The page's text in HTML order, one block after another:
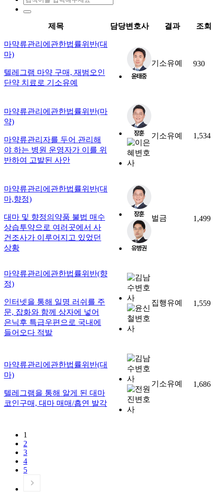
제목 담당변호사 결과 조회
마먁류관리에관한법률위반(대
마)
텔레그램 마약 구매, 재범오인
단약 치료로 기소유예
기소유예 930
마약류관리에관한법률위반(마
약)
마약류관리자를 두어 관리해
야 하는 병원 운영자가 이를 위
반하여 고발된 사안
기소유예 1,534
마약류관리에관한법률위반(대
마,향정)
대마 및 향정의약품 불법 매수
상습투약으로 여러곳에서 사
건조사가 이루어지고 있었던
상황
벌금 1,499
마약류관리에관한법률위반(향
정)
인터넷을 통해 일명 러쉬를 주
문, 잡화와 함께 상자에 넣어
은닉후 특급우편으로 국내에
들어오다 적발
집행유예 1,559
마약류관리에관한법률위반(대
마)
텔레그램을 통해 알게 된 대마
코인구매, 대마 매매/흡연 발각
기소유예 1,686
1
2
3
4
5